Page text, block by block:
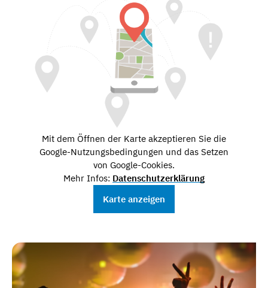
Mit dem Öffnen der Karte akzeptieren Sie die
Google-Nutzungsbedingungen und das Setzen
von Google-Cookies.
Mehr Infos: Datenschutzerklärung
Karte anzeigen